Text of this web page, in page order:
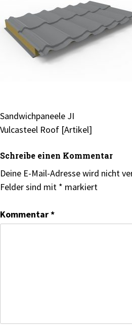
Beitragsnavigation
Sandwichpaneele JI
Vulcasteel Roof [Artikel]
Schreibe einen Kommentar
Deine E-Mail-Adresse wird nicht
Felder sind mit * markiert
Kommentar*